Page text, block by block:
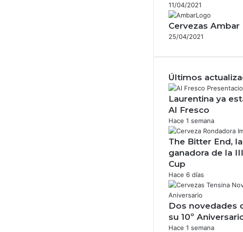
11/04/2021
Cervezas Ambar
25/04/2021
Últimos
Laurentina ya
Al Fresco
Hace 1 semana
The Bitter End,
ganadora de la
Cup
Hace 6 días
Dos novedades
su 10º
Hace 1 semana